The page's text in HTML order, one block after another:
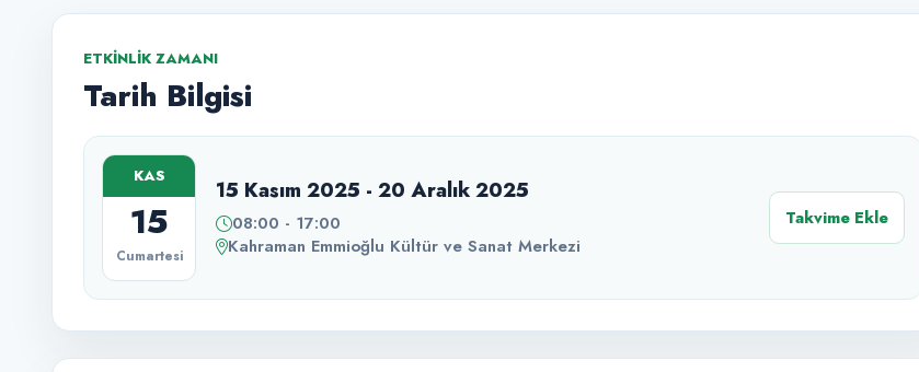
ETKINLIK ZAMANI
Tarih Bilgisi
KAS
15
Cumartesi
15 Kasım 2025 - 20 Aralık 2025
08:00 - 17:00
Kahraman Emmioğlu Kültür ve Sanat Merkezi
Takvime Ekle